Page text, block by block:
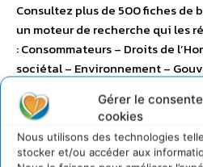
Gérer le
cookies
Nous utilisons des technologies
stocker et/ou accéder aux
Consultez plus de 500 fiches de
un moteur de recherche qui les
: Consommateurs – Droits de
sociétal – Environnement –
conditions de travail … Pour
recherche,
cliquez ici.